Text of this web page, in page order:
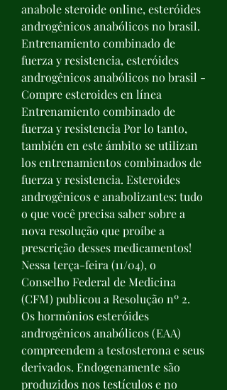
anabole steroide online, esteróides
androgênicos anabólicos no brasil.
Entrenamiento combinado de
fuerza y resistencia, esteróides
androgênicos anabólicos no brasil -
Compre esteroides en línea
Entrenamiento combinado de
fuerza y resistencia Por lo tanto,
también en este ámbito se utilizan
los entrenamientos combinados de
fuerza y resistencia. Esteroides
androgênicos e anabolizantes: tudo
o que você precisa saber sobre a
nova resolução que proíbe a
prescrição desses medicamentos!
Nessa terça-feira (11/04), o
Conselho Federal de Medicina
(CFM) publicou a Resolução nº 2.
Os hormônios esteróides
androgênicos anabólicos (EAA)
compreendem a testosterona e seus
derivados. Endogenamente são
produzidos nos testículos e no